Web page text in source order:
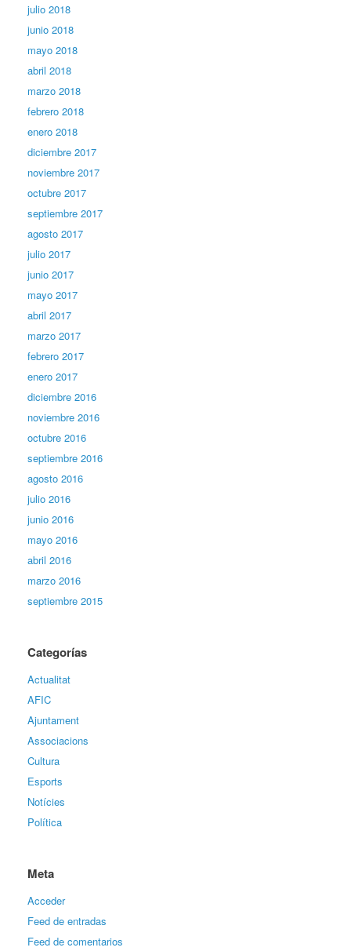
julio 2018
junio 2018
mayo 2018
abril 2018
marzo 2018
febrero 2018
enero 2018
diciembre 2017
noviembre 2017
octubre 2017
septiembre 2017
agosto 2017
julio 2017
junio 2017
mayo 2017
abril 2017
marzo 2017
febrero 2017
enero 2017
diciembre 2016
noviembre 2016
octubre 2016
septiembre 2016
agosto 2016
julio 2016
junio 2016
mayo 2016
abril 2016
marzo 2016
septiembre 2015
Categorías
Actualitat
AFIC
Ajuntament
Associacions
Cultura
Esports
Notícies
Política
Meta
Acceder
Feed de entradas
Feed de comentarios